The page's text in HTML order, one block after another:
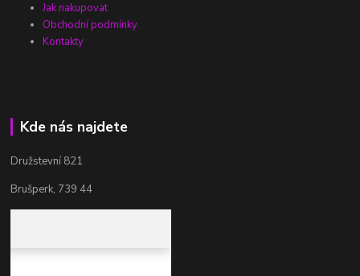
Jak nakupovat
Obchodní podmínky
Kontakty
Kde nás najdete
Družstevní 821
Brušperk, 739 44